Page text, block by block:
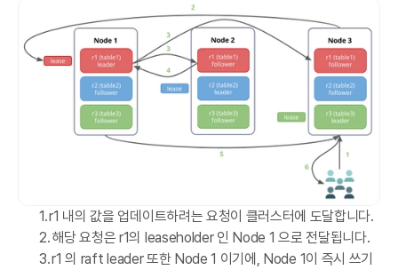
r1 내의 값을 업데이트하려는 요청이 클러스터에 도달합니다.
해당 요청은 r1의 leaseholder 인 Node 1 으로 전달됩니다.
r1 의 raft leader 또한 Node 1 이기에, Node 1이 즉시 쓰기